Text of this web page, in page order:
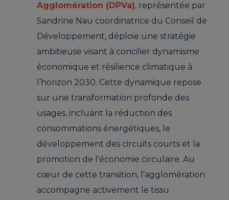
Agglomération (DPVa), représentée par
Sandrine Nau coordinatrice du Conseil de
Développement, déploie une stratégie
ambitieuse visant à concilier dynamisme
économique et résilience climatique à
l’horizon 2030. Cette dynamique repose
sur une transformation profonde des
usages, incluant la réduction des
consommations énergétiques, le
développement des circuits courts et la
promotion de l'économie circulaire. Au
cœur de cette transition, l'agglomération
accompagne activement le tissu